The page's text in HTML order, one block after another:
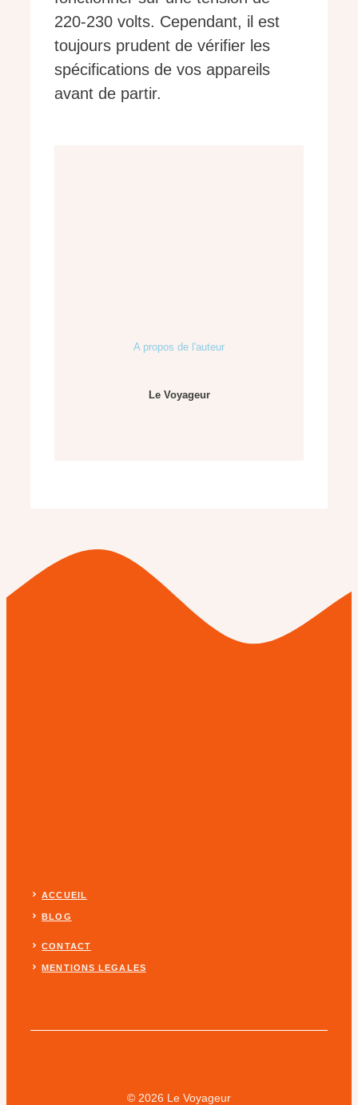
220-230 volts. Cependant, il est
toujours prudent de vérifier les
spécifications de vos appareils
avant de partir.
A propos de l'auteur
Le Voyageur
ACCUEIL
BLOG
CONTACT
MENTIONS LEGALES
© 2026 Le Voyageur